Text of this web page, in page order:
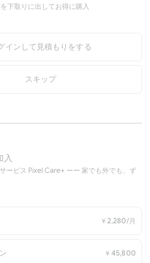
下取りに出してお得に購入
インして見積もりをする
スキップ
入
ービス Pixel Care+ ーー 家でも外でも、ず
￥2,280/月
￥45,800